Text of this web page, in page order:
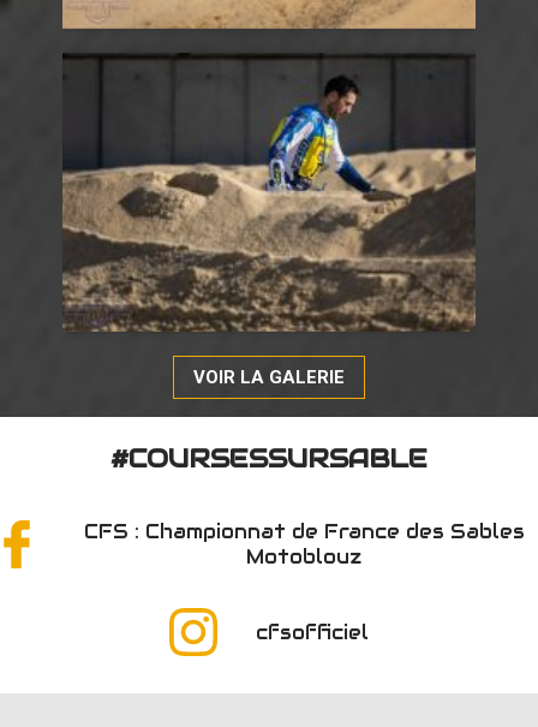
VOIR LA GALERIE
#COURSESSURSABLE
CFS : Championnat de France des Sables
Motoblouz
cfsofficiel